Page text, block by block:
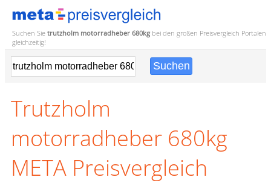
Suchen Sie trutzholm motorradheber 680kg bei den großen Preisvergleich Portalen
gleichzeitig!
Trutzholm
motorradheber 680kg
META Preisvergleich